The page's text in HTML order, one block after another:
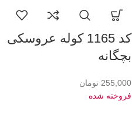
کد 1165 کوله عروسکی
بچگانه
255,000 تومان
فروخته شده